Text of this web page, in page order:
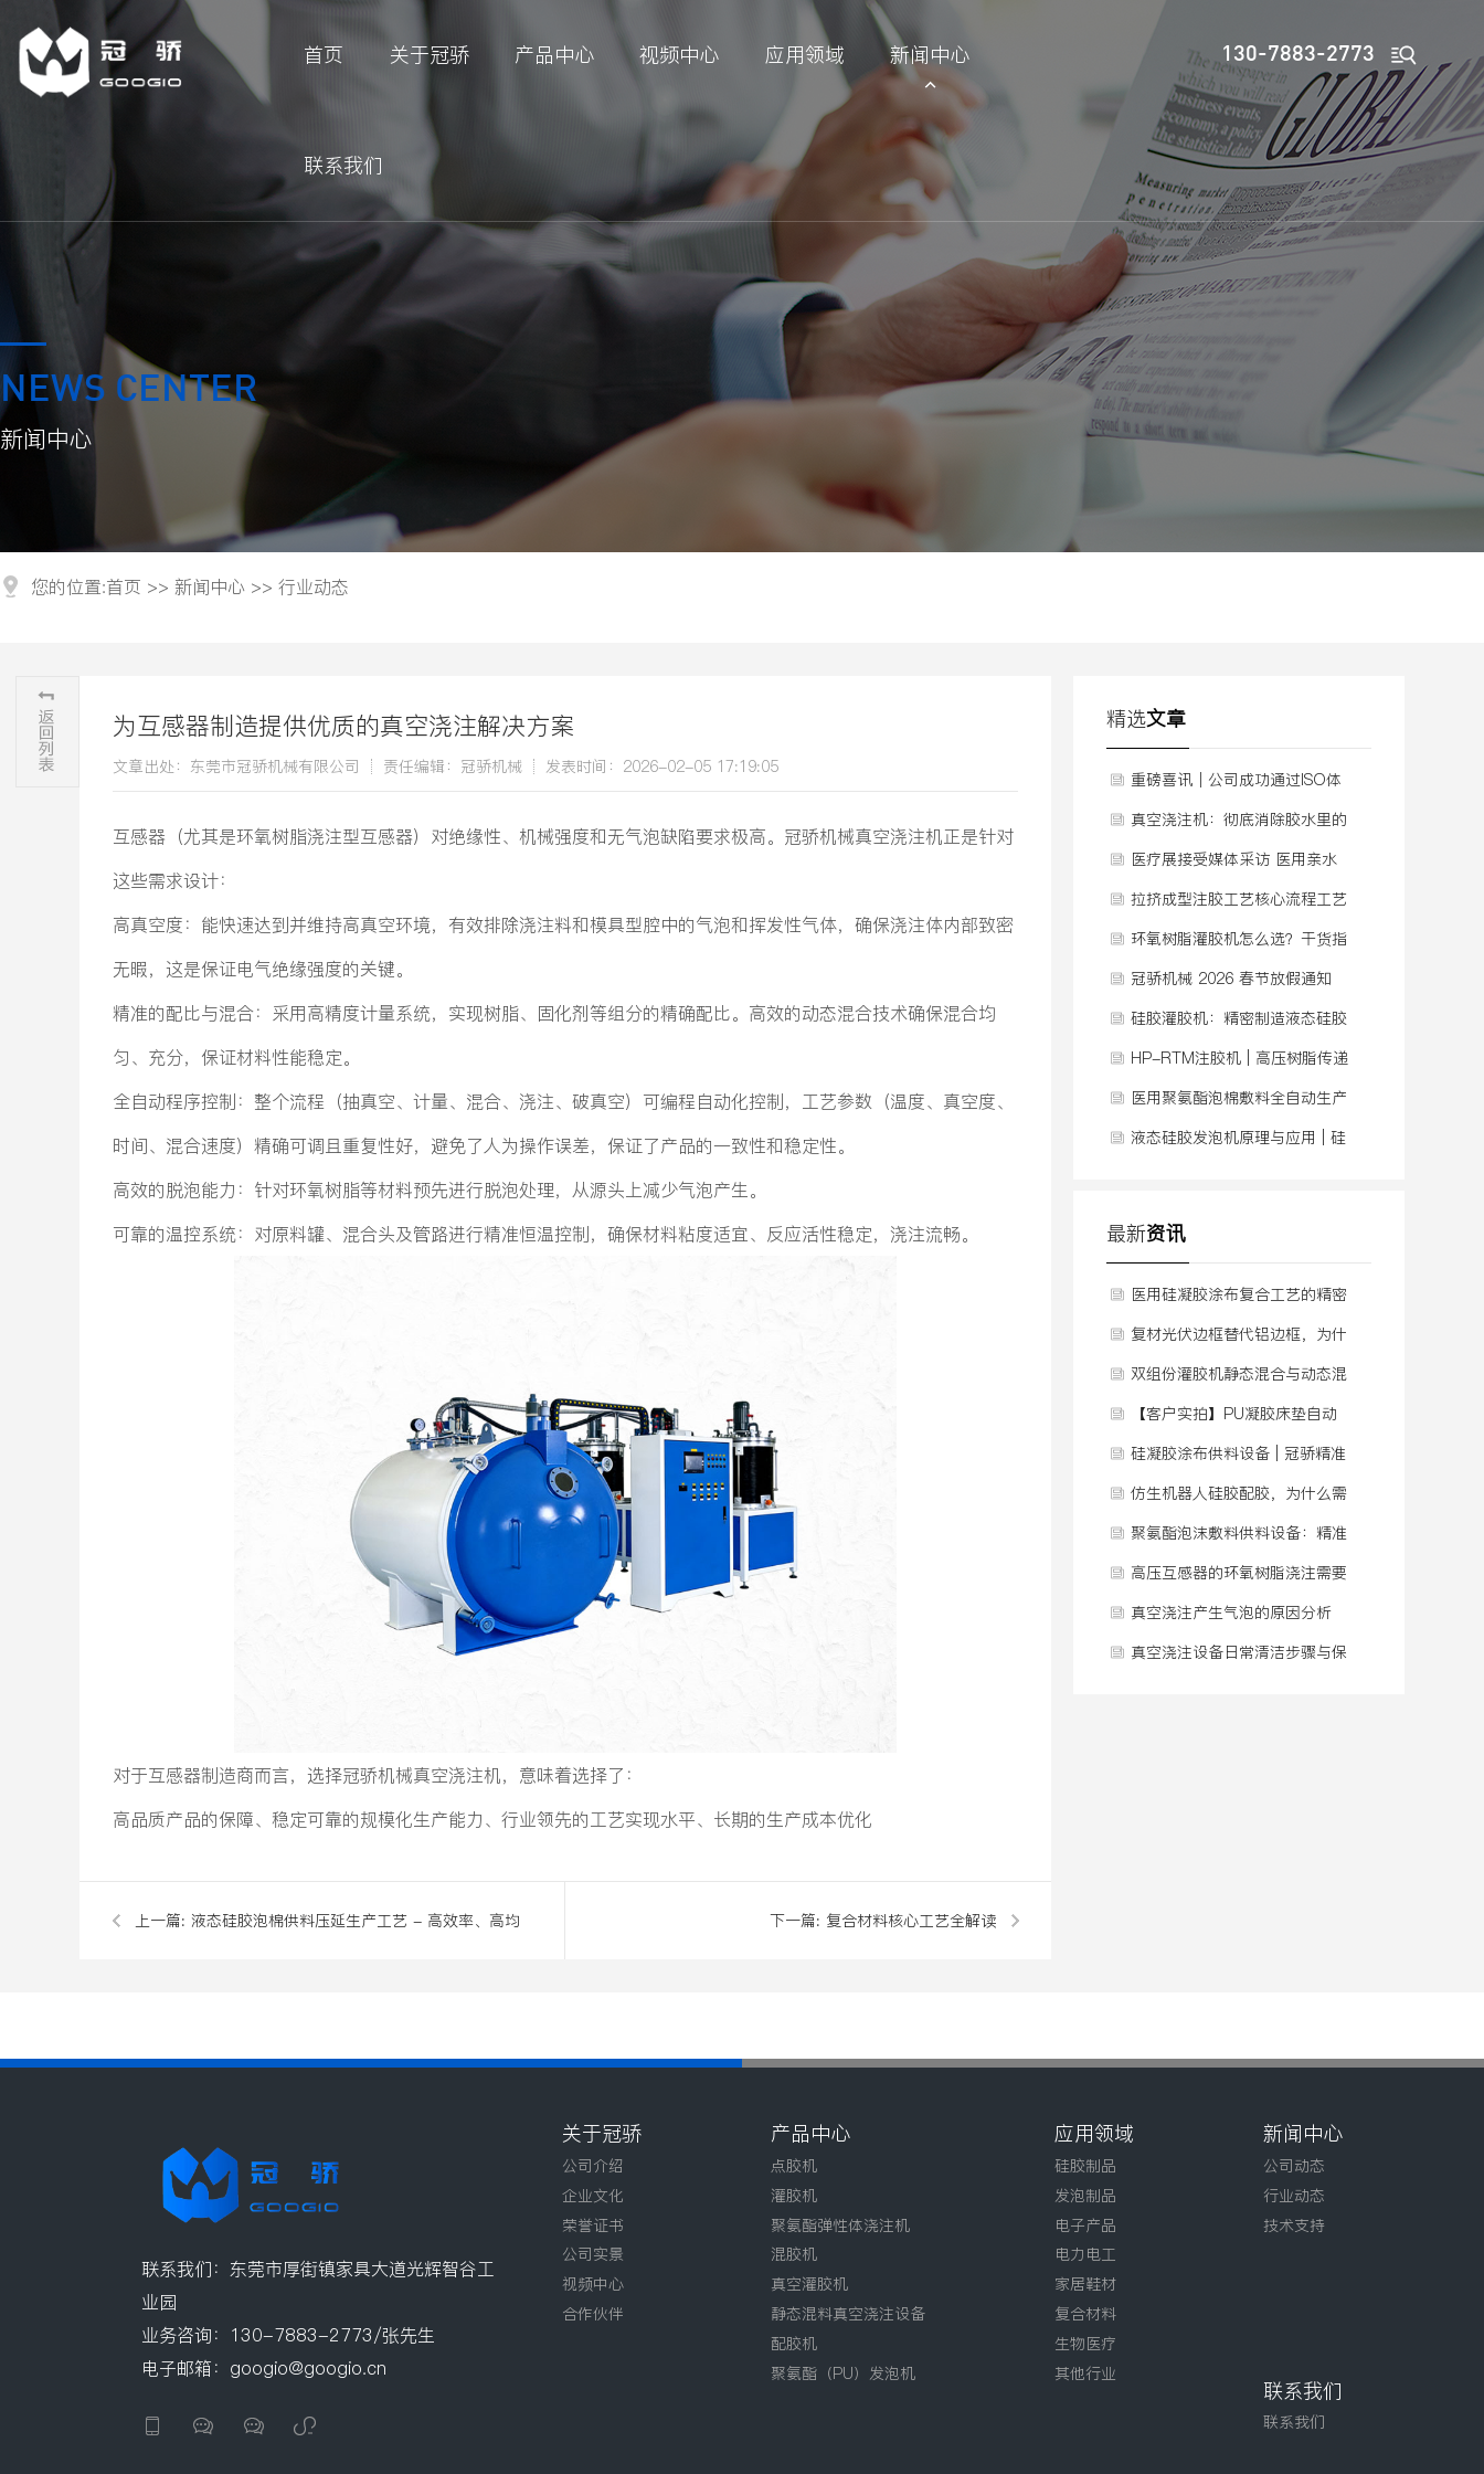
130-7883-2773 
首页 关于冠骄 产品中心 视频中心 应用领域 新闻中心
联系我们
NEWS CENTER
新闻中心
您的位置:首页 >> 新闻中心 >> 行业动态
为互感器制造提供优质的真空浇注解决方案
文章出处：东莞市冠骄机械有限公司 责任编辑：冠骄机械 发表时间：2026-02-05 17:19:05
互感器（尤其是环氧树脂浇注型互感器）对绝缘性、机械强度和无气泡缺陷要求极高。冠骄机械真空浇注机正是针对
这些需求设计：
高真空度：能快速达到并维持高真空环境，有效排除浇注料和模具型腔中的气泡和挥发性气体，确保浇注体内部致密
无暇，这是保证电气绝缘强度的关键。
精准的配比与混合：采用高精度计量系统，实现树脂、固化剂等组分的精确配比。高效的动态混合技术确保混合均
匀、充分，保证材料性能稳定。
全自动程序控制：整个流程（抽真空、计量、混合、浇注、破真空）可编程自动化控制，工艺参数（温度、真空度、
时间、混合速度）精确可调且重复性好，避免了人为操作误差，保证了产品的一致性和稳定性。
高效的脱泡能力：针对环氧树脂等材料预先进行脱泡处理，从源头上减少气泡产生。
可靠的温控系统：对原料罐、混合头及管路进行精准恒温控制，确保材料粘度适宜、反应活性稳定，浇注流畅。
对于互感器制造商而言，选择冠骄机械真空浇注机，意味着选择了：
高品质产品的保障、稳定可靠的规模化生产能力、行业领先的工艺实现水平、长期的生产成本优化
上一篇: 液态硅胶泡棉供料压延生产工艺 - 高效率、高均 下一篇: 复合材料核心工艺全解读
精选文章
重磅喜讯｜公司成功通过ISO体
系认证，质量管理迈入新阶段
真空浇注机：彻底消除胶水里的
气泡
医疗展接受媒体采访 医用亲水
聚氨酯泡棉敷料发泡机
拉挤成型注胶工艺核心流程工艺
视频
环氧树脂灌胶机怎么选？干货指
南避坑，看完就懂！
冠骄机械 2026 春节放假通知
硅胶灌胶机：精密制造液态硅胶
实体娃娃的核心设备
HP-RTM注胶机 | 高压树脂传递
模塑解决方案
医用聚氨酯泡棉敷料全自动生产
线 | 连续供料发泡+涂布复合
液态硅胶发泡机原理与应用 | 硅
最新资讯
医用硅凝胶涂布复合工艺的精密
供料技术
复材光伏边框替代铝边框，为什
么越来越多人选择它
双组份灌胶机静态混合与动态混
合的区别
【客户实拍】PU凝胶床垫自动
灌胶，如何用自动化根治“厚薄
病”？
硅凝胶涂布供料设备 | 冠骄精准
配比连续供料系统
仿生机器人硅胶配胶，为什么需
要一套专门的供料系统？
聚氨酯泡沫敷料供料设备：精准
温控与计量方案
高压互感器的环氧树脂浇注需要
在真空条件下完成吗
真空浇注产生气泡的原因分析
真空浇注设备日常清洁步骤与保
联系我们：东莞市厚街镇家具大道光辉智谷工
业园
业务咨询：130-7883-2773/张先生
电子邮箱：googio@googio.cn
   
关于冠骄
公司介绍
企业文化
荣誉证书
公司实景
视频中心
合作伙伴
产品中心
点胶机
灌胶机
聚氨酯弹性体浇注机
混胶机
真空灌胶机
静态混料真空浇注设备
配胶机
聚氨酯（PU）发泡机
应用领域
硅胶制品
发泡制品
电子产品
电力电工
家居鞋材
复合材料
生物医疗
其他行业
新闻中心
公司动态
行业动态
技术支持
联系我们
联系我们